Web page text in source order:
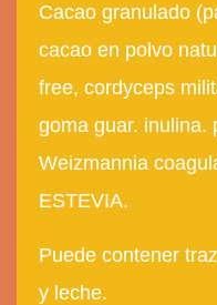
Cacao granulado
cacao en polvo
free, cordyceps
goma guar. inulina.
Weizmannia
ESTEVIA.
Puede contener
y leche.